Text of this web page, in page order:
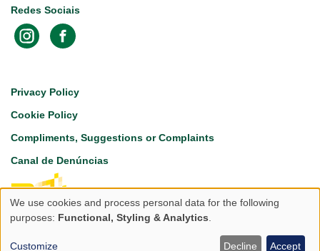
Redes Sociais
Footer
Privacy Policy
Cookie Policy
Compliments, Suggestions or Complaints
Canal de Denúncias
Use
of
We use cookies and process personal data for the following
purposes: Functional, Styling & Analytics
Customize Decline Accept